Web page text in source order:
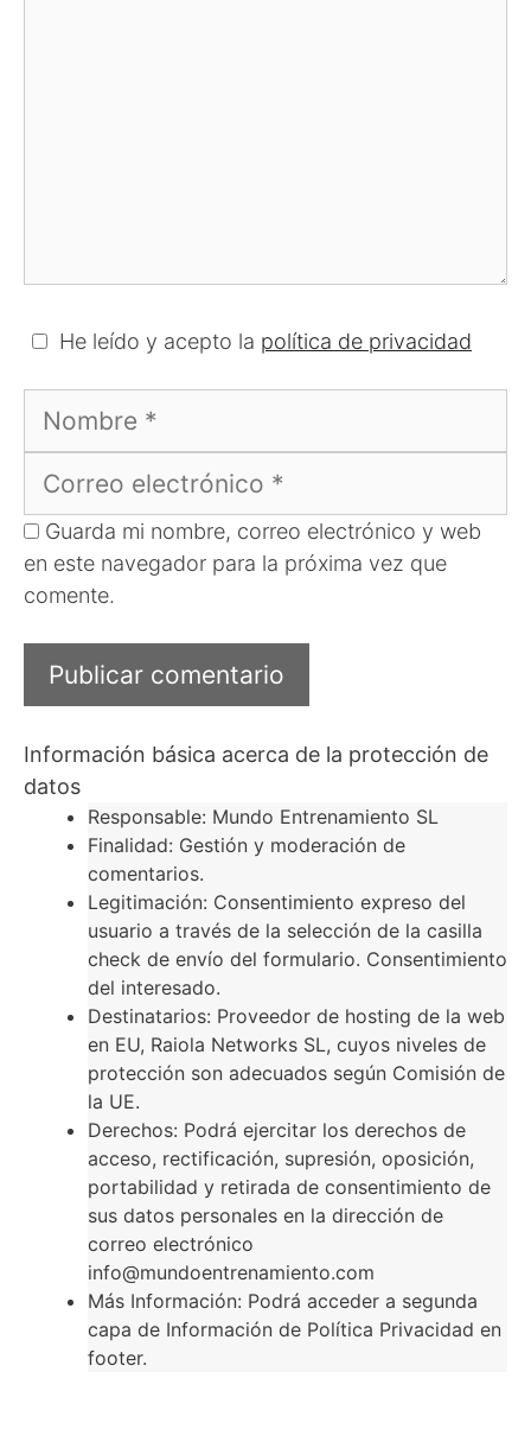
He leído y acepto la política de privacidad
electrónico
Guarda mi nombre, correo electrónico y web
en este navegador para la próxima vez que
comente.
Información básica acerca de la protección de
datos
Responsable: Mundo Entrenamiento SL
Finalidad: Gestión y moderación de
comentarios.
Legitimación: Consentimiento expreso del
usuario a través de la selección de la casilla
check de envío del formulario. Consentimiento
del interesado.
Destinatarios: Proveedor de hosting de la web
en EU, Raiola Networks SL, cuyos niveles de
protección son adecuados según Comisión de
la UE.
Derechos: Podrá ejercitar los derechos de
acceso, rectificación, supresión, oposición,
portabilidad y retirada de consentimiento de
sus datos personales en la dirección de
correo electrónico
info@mundoentrenamiento.com
Más Información: Podrá acceder a segunda
capa de Información de Política Privacidad en
footer.